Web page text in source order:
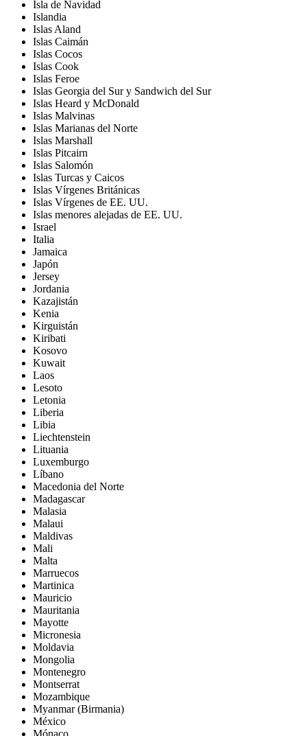
Isla de Navidad
Islandia
Islas Aland
Islas Caimán
Islas Cocos
Islas Cook
Islas Feroe
Islas Georgia del Sur y Sandwich del Sur
Islas Heard y McDonald
Islas Malvinas
Islas Marianas del Norte
Islas Marshall
Islas Pitcairn
Islas Salomón
Islas Turcas y Caicos
Islas Vírgenes Británicas
Islas Vírgenes de EE. UU.
Islas menores alejadas de EE. UU.
Israel
Italia
Jamaica
Japón
Jersey
Jordania
Kazajistán
Kenia
Kirguistán
Kiribati
Kosovo
Kuwait
Laos
Lesoto
Letonia
Liberia
Libia
Liechtenstein
Lituania
Luxemburgo
Líbano
Macedonia del Norte
Madagascar
Malasia
Malaui
Maldivas
Mali
Malta
Marruecos
Martinica
Mauricio
Mauritania
Mayotte
Micronesia
Moldavia
Mongolia
Montenegro
Montserrat
Mozambique
Myanmar (Birmania)
México
Mónaco